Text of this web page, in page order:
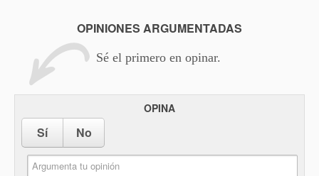
OPINIONES ARGUMENTADAS
Sé el primero en opinar.
OPINA
Sí No